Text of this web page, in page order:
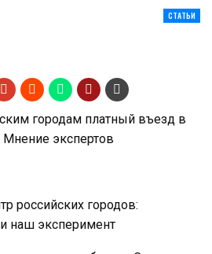
СТАТЬИ
российских городов:
наш эксперимент